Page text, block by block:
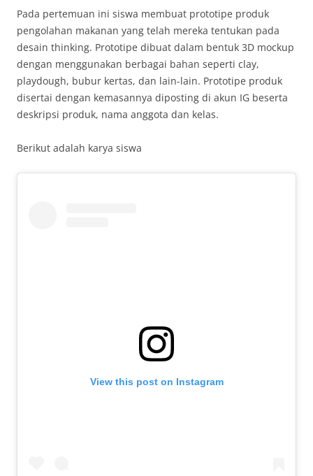
Pada pertemuan ini siswa membuat prototipe produk
pengolahan makanan yang telah mereka tentukan pada
desain thinking. Prototipe dibuat dalam bentuk 3D mockup
dengan menggunakan berbagai bahan seperti clay,
playdough, bubur kertas, dan lain-lain. Prototipe produk
disertai dengan kemasannya diposting di akun IG beserta
deskripsi produk, nama anggota dan kelas.
Berikut adalah karya siswa
View this post on Instagram